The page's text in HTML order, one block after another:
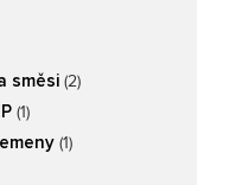
směsi (2)
(1)
(1)